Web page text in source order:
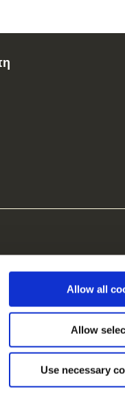
Allow all
Allow
Use necessary